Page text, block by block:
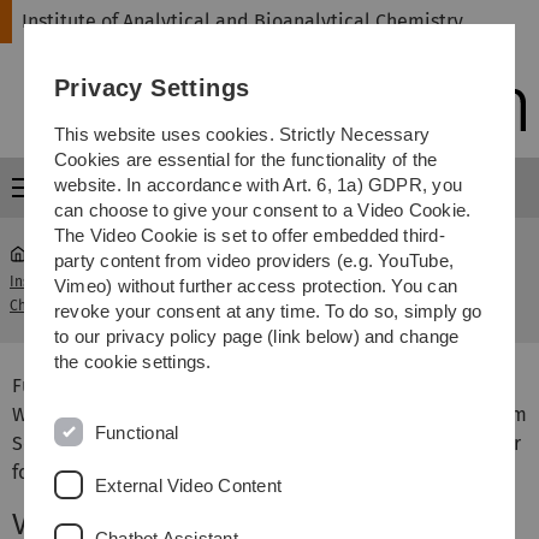
Skip
Skip
Skip
Skip
Institute of Analytical and Bioanalytical Chemistry
Menu
Institute of Analytical and Bioanalytical
Chemistry
...
Instrumentelle
Analytik
Für Studierende des Studiengangs Bachelor Chemie,
Wirtschaftschemie und Chemieingenieurwesen, die sich im
Sommersemester im 4. Fachsemester befinden, bieten wir
folgende Veranstaltungen an:
Vorlesung und Seminar
Privacy Settings
This website uses cookies. Strictly Necessary
Cookies are essential for the functionality of the
website. In accordance with Art. 6, 1a) GDPR, you
can choose to give your consent to a Video Cookie.
The Video Cookie is set to offer embedded third-
party content from video providers (e.g. YouTube,
Vimeo) without further access protection. You can
revoke your consent at any time. To do so, simply go
to our privacy policy page (link below) and change
the cookie settings.
Functional
External Video Content